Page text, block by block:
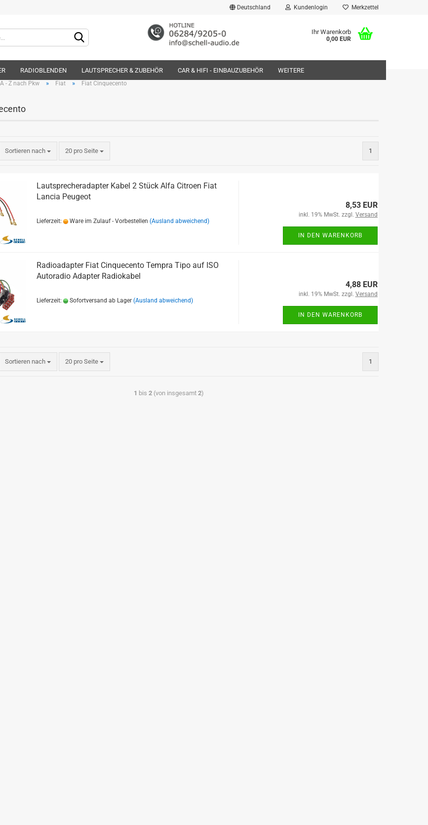
Deutschland
Lieferland
Kundenlogin Merkzettel
Ihr Warenkorb
0,00 EUR
RADIOBLENDEN LAUTSPRECHER & ZUBEHÖR CAR & HIFI - EINBAUZUBEHÖR WEITERE
A - Z nach Pkw » Fiat » Fiat Cinquecento
Sortieren nach 20 pro Seite 1
Lautsprecheradapter Kabel 2 Stück Alfa Citroen Fiat
Lancia Peugeot
Lieferzeit: Ware im Zulauf - Vorbestellen (Ausland abweichend)
8,53 EUR
inkl. 19% MwSt. zzgl. Versand
IN DEN WARENKORB
Radioadapter Fiat Cinquecento Tempra Tipo auf ISO
Autoradio Adapter Radiokabel
Lieferzeit: Sofortversand ab Lager (Ausland abweichend)
4,88 EUR
inkl. 19% MwSt. zzgl. Versand
IN DEN WARENKORB
Sortieren nach 20 pro Seite 1
1 bis 2(von insgesamt 2)